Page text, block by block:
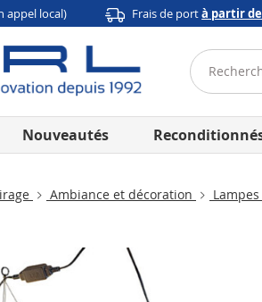
appel local) Frais de portà partir de
Nouveautés
Ambiance et décoration